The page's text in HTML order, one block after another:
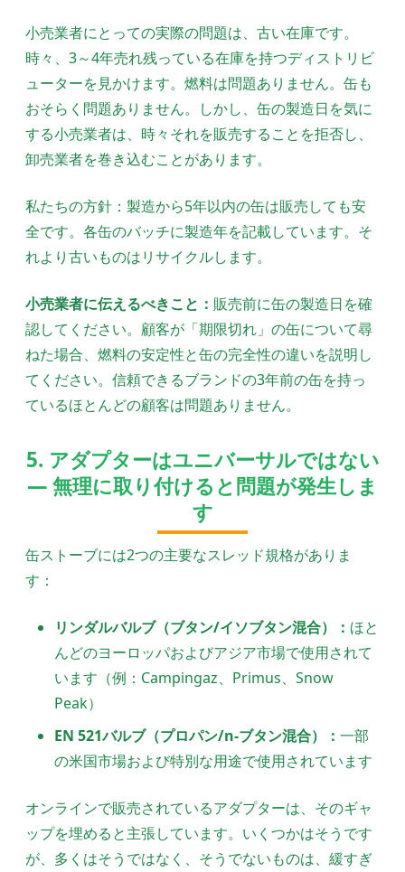
小売業者にとっての実際の問題は、古い在庫です。
時々、3～4年売れ残っている在庫を持つディストリビ
ューターを見かけます。燃料は問題ありません。缶も
おそらく問題ありません。しかし、缶の製造日を気に
する小売業者は、時々それを販売することを拒否し、
卸売業者を巻き込むことがあります。
私たちの方針：製造から5年以内の缶は販売しても安
全です。各缶のバッチに製造年を記載しています。そ
れより古いものはリサイクルします。
小売業者に伝えるべきこと： 販売前に缶の製造日を確
認してください。顧客が「期限切れ」の缶について尋
ねた場合、燃料の安定性と缶の完全性の違いを説明し
てください。信頼できるブランドの3年前の缶を持っ
ているほとんどの顧客は問題ありません。
5. アダプターはユニバーサルではない
— 無理に取り付けると問題が発生しま
す
缶ストーブには2つの主要なスレッド規格がありま
す：
リンダルバルブ（ブタン/イソブタン混合）： ほと
んどのヨーロッパおよびアジア市場で使用されて
います（例：Campingaz、Primus、Snow
Peak）
EN 521バルブ（プロパン/n-ブタン混合）： 一部
の米国市場および特別な用途で使用されています
オンラインで販売されているアダプターは、そのギャ
ップを埋めると主張しています。いくつかはそうです
が、多くはそうではなく、そうでないものは、緩すぎ